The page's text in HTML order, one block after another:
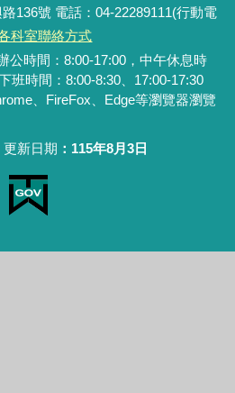
136號 電話：04-22289111(行動電
科室聯絡方式
公時間：8:00-17:00，中午休息時
班時間：8:00-8:30、17:00-17:30
、FireFox、Edge等瀏覽器瀏覽
更新日期 115年8月3日